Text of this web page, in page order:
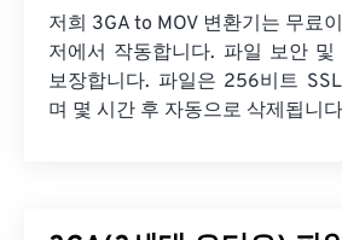
저희 3GA to MOV 변환기는 무료
저에서 작동합니다. 파일 보안
보장합니다. 파일은 256비트
며 몇 시간 후 자동으로 삭제됩니